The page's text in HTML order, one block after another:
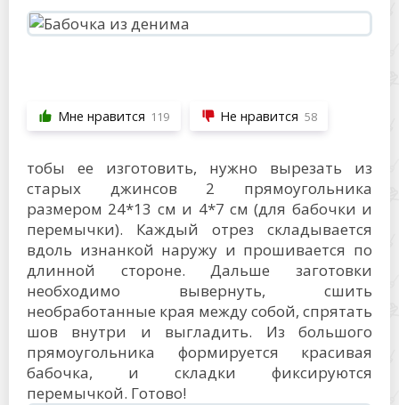
Мне нравится 119 Не нравится 58
тобы ее изготовить, нужно вырезать из
старых джинсов 2 прямоугольника
размером 24*13 см и 4*7 см (для бабочки и
перемычки). Каждый отрез складывается
вдоль изнанкой наружу и прошивается по
длинной стороне. Дальше заготовки
необходимо вывернуть, сшить
необработанные края между собой, спрятать
шов внутри и выгладить. Из большого
прямоугольника формируется красивая
бабочка, и складки фиксируются
перемычкой. Готово!